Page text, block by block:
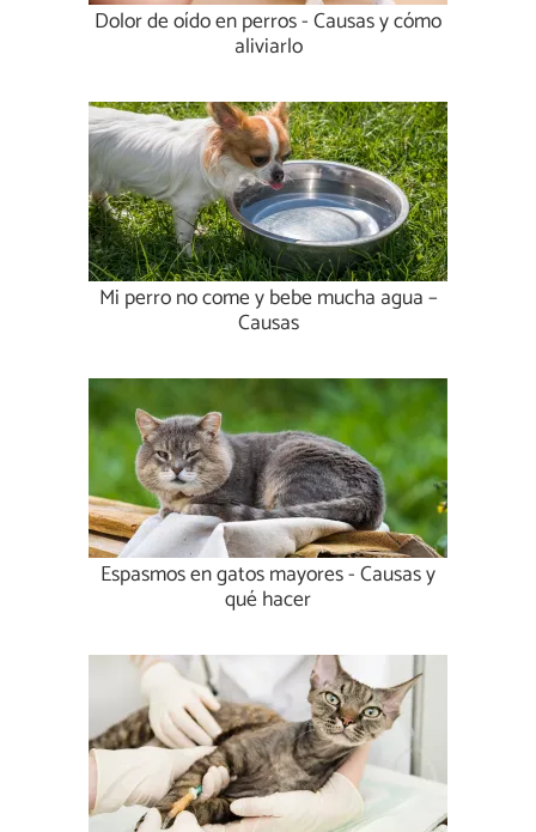
Dolor de oído en perros - Causas y cómo
aliviarlo
Mi perro no come y bebe mucha agua –
Causas
Espasmos en gatos mayores - Causas y
qué hacer